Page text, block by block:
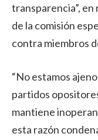
transparencia”,
de la comisión
contra miembros
“No estamos
partidos
mantiene
esta razón